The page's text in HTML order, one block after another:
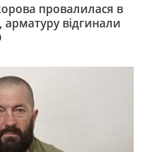
провалилася в
відгинали